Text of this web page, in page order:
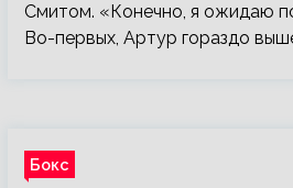
Смитом. «Конечно, я ожидаю
Во-первых, Артур гораздо
Бокс